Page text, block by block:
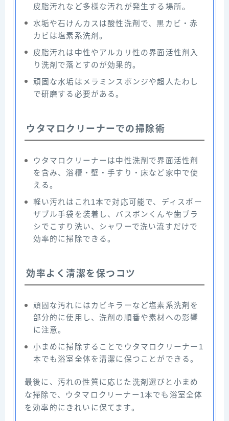
皮脂汚れなど多様な汚れが発生する場所。
水垢や石けんカスは酸性洗剤で、黒カビ・赤
カビは塩素系洗剤。
皮脂汚れは中性やアルカリ性の界面活性剤入
り洗剤で落とすのが効果的。
頑固な水垢はメラミンスポンジや超人たわし
で研磨する必要がある。
ウタマロクリーナーでの掃除術
ウタマロクリーナーは中性洗剤で界面活性剤
を含み、浴槽・壁・手すり・床など家中で使
える。
軽い汚れはこれ1本で対応可能で、ディスポー
ザブル手袋を装着し、バスボンくんや歯ブラ
シでこすり洗い、シャワーで洗い流すだけで
効率的に掃除できる。
効率よく清潔を保つコツ
頑固な汚れにはカビキラーなど塩素系洗剤を
部分的に使用し、洗剤の順番や素材への影響
に注意。
小まめに掃除することでウタマロクリーナー1
本でも浴室全体を清潔に保つことができる。
最後に、汚れの性質に応じた洗剤選びと小まめ
な掃除で、ウタマロクリーナー1本でも浴室全体
を効率的にきれいに保てます。